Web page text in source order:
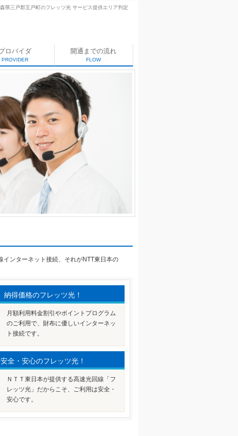
県三戸郡五戸町のフレッツ光 サービス提供エリア判定
ロバイダ
PROVIDER
開通までの流れ
FLOW
ンターネット接続、それがNTT東日本の
納得価格のフレッツ光！
月額利用料金割引やポイントプログラム
のご利用で、財布に優しいインターネッ
ト接続です。
安全・安心のフレッツ光！
ＮＴＴ東日本が提供する高速光回線「フ
レッツ光」だからこそ、ご利用は安全・
安心です。